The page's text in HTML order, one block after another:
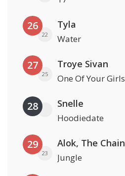
26
22
Tyla
Water
27
25
Troye Sivan
One Of Your Girls
28 Snelle
Hoodiedate
29
23 Jungle